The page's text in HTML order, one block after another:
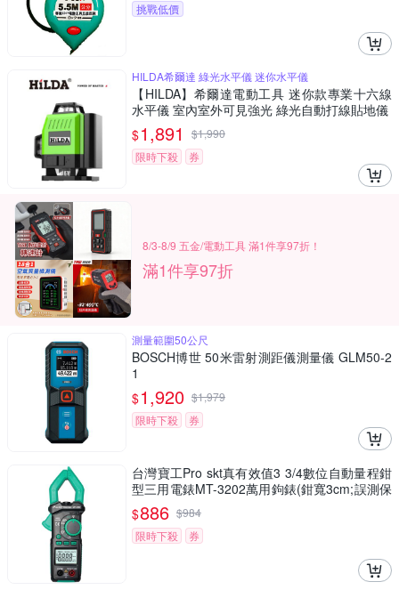
挑戰低價
HILDA希爾達 綠光水平儀 迷你水平儀
【HILDA】希爾達電動工具 迷你款專業十六線
水平儀 室內室外可見強光 綠光自動打線貼地儀
$1,891 $1,990
限時下殺
券
8/3-8/9 五金/電動工具 滿1件享97折！
滿1件享97折
測量範圍50公尺
BOSCH博世 50米雷射測距儀測量儀 GLM50-2
1
$1,920 $1,979
限時下殺
券
台灣寶工Pro skt真有效值3 3/4數位自動量程鉗
型三用電錶MT-3202萬用鉤錶(鉗寬3cm;誤測保
護;NCV非接觸驗電)
$886 $984
限時下殺
券